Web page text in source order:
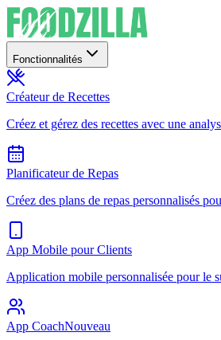
Fonctionnalités
Créateur de Recettes
Créez et gérez des recettes avec une
Planificateur de Repas
Créez des plans de repas personnalisés
App Mobile pour Clients
Application mobile personnalisée pour le
App CoachNouveau